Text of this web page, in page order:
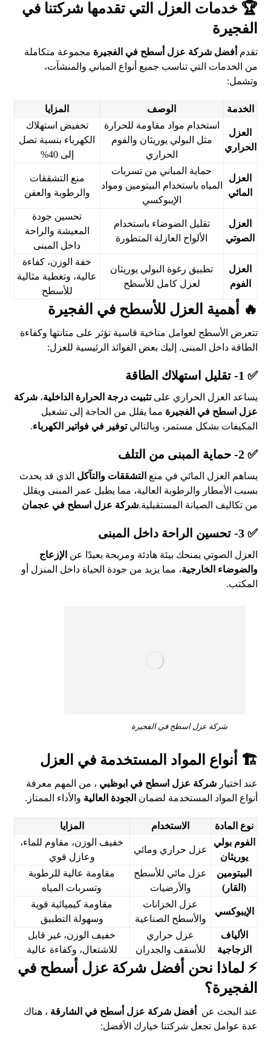
🏆 خدمات العزل التي تقدمها شركتنا في
الفجيرة
تقدم أفضل شركة عزل أسطح في الفجيرة مجموعة متكاملة
من الخدمات التي تناسب جميع أنواع المباني والمنشآت،
وتشمل:
الخدمة الوصف المزايا
العزل
الحراري
استخدام مواد مقاومة للحرارة
مثل البولي يوريثان والفوم
الحراري
تخفيض استهلاك
الكهرباء بنسبة تصل
إلى 40%
العزل
المائي
حماية المباني من تسربات
المياه باستخدام البيتومين ومواد
الإيبوكسي
منع التشققات
والرطوبة والعفن
العزل
الصوتي
تقليل الضوضاء باستخدام
الألواح العازلة المتطورة
تحسين جودة
المعيشة والراحة
داخل المبنى
العزل
الفوم
تطبيق رغوة البولي يوريثان
لعزل كامل للأسطح
خفة الوزن، كفاءة
عالية، وتغطية مثالية
للأسطح
🔥 أهمية العزل للأسطح في الفجيرة
تتعرض الأسطح لعوامل مناخية قاسية تؤثر على متانتها وكفاءة
الطاقة داخل المبنى. إليك بعض الفوائد الرئيسية للعزل:
✅ 1- تقليل استهلاك الطاقة
يساعد العزل الحراري علىتثبيت درجة الحرارة الداخلية،شركة
عزل اسطح في الفجيرة مما يقلل من الحاجة إلى تشغيل
المكيفات بشكل مستمر، وبالتاليتوفير في فواتير الكهرباء.
✅ 2- حماية المبنى من التلف
يساهم العزل المائي في منع التشققات والتآكل الذي قد يحدث
بسبب الأمطار والرطوبة العالية، مما يطيل عمر المبنى ويقلل
من تكاليف الصيانة المستقبلية.شركة عزل اسطح في عجمان
✅ 3- تحسين الراحة داخل المبنى
العزل الصوتي يمنحك بيئة هادئة ومريحة بعيدًا عن الإزعاج
والضوضاء الخارجية، مما يزيد من جودة الحياة داخل المنزل أو
المكتب.
شركة عزل اسطح في الفجيرة
🏗 أنواع المواد المستخدمة في العزل
عند اختيارشركة عزل اسطح في ابوظبي ، من المهم معرفة
أنواع المواد المستخدمة لضمان الجودة العالية والأداء الممتاز.
نوع المادة الاستخدام
المزايا
الفوم بولي
يوريثان
عزل حراري ومائي
خفيف الوزن، مقاوم للماء،
وعازل قوي
البيتومين
(القار)
عزل مائي للأسطح
والأرضيات
مقاومة عالية للرطوبة
وتسربات المياه
الإيبوكسي
عزل الخزانات
والأسطح الصناعية
مقاومة كيميائية قوية
وسهولة التطبيق
الألياف
الزجاجية
عزل حراري
للأسقف والجدران
خفيف الوزن، غير قابل
للاشتعال، وكفاءة عالية
⚡ لماذا نحن أفضل شركة عزل أسطح في
الفجيرة؟
عند البحث عن أفضل شركة عزل أسطح في الشارقة ، هناك
عدة عوامل تجعل شركتنا خيارك الأفضل: